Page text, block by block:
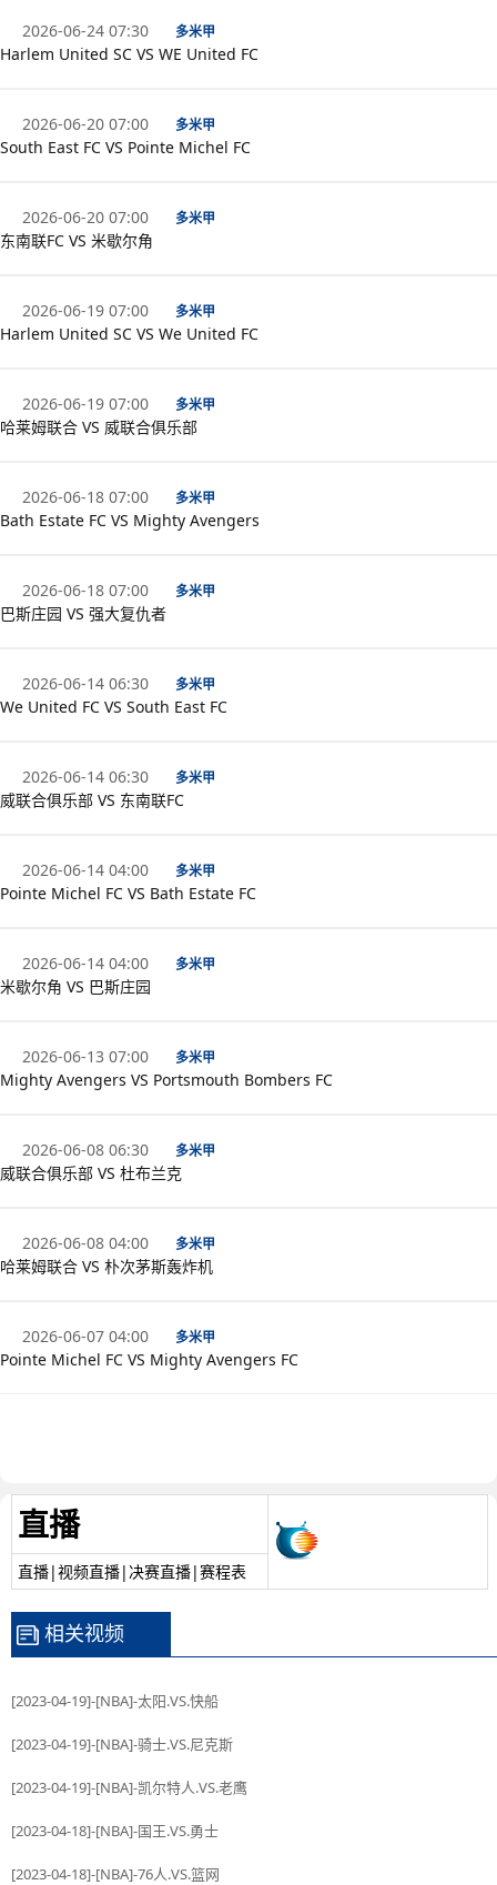
2026-06-24 07:30 多米甲
Harlem United SC VS WE United FC
2026-06-20 07:00 多米甲
South East FC VS Pointe Michel FC
2026-06-20 07:00 多米甲
东南联FC VS 米歇尔角
2026-06-19 07:00 多米甲
Harlem United SC VS We United FC
2026-06-19 07:00 多米甲
哈莱姆联合 VS 威联合俱乐部
2026-06-18 07:00 多米甲
Bath Estate FC VS Mighty Avengers
2026-06-18 07:00 多米甲
巴斯庄园 VS 强大复仇者
2026-06-14 06:30 多米甲
We United FC VS South East FC
2026-06-14 06:30 多米甲
威联合俱乐部 VS 东南联FC
2026-06-14 04:00 多米甲
Pointe Michel FC VS Bath Estate FC
2026-06-14 04:00 多米甲
米歇尔角 VS 巴斯庄园
2026-06-13 07:00 多米甲
Mighty Avengers VS Portsmouth Bombers FC
2026-06-08 06:30 多米甲
威联合俱乐部 VS 杜布兰克
2026-06-08 04:00 多米甲
哈莱姆联合 VS 朴次茅斯轰炸机
2026-06-07 04:00 多米甲
Pointe Michel FC VS Mighty Avengers FC
直播
直播|视频直播|决赛直播|赛程表
相关视频
[2023-04-19]-[NBA]-太阳.VS.快船
[2023-04-19]-[NBA]-骑士.VS.尼克斯
[2023-04-19]-[NBA]-凯尔特人.VS.老鹰
[2023-04-18]-[NBA]-国王.VS.勇士
[2023-04-18]-[NBA]-76人.VS.篮网